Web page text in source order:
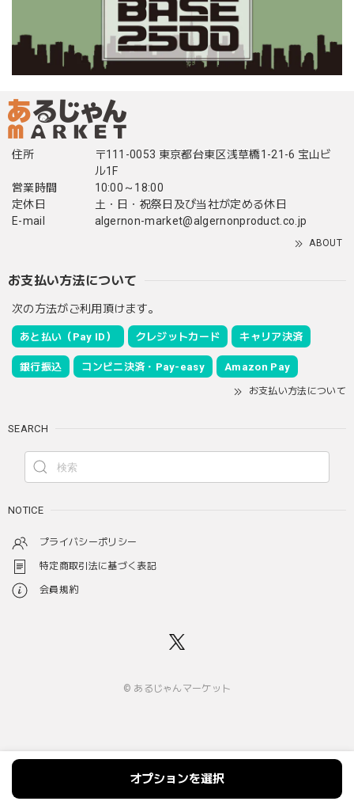
住所
〒111-0053 東京都台東区浅草橋1-21-6 宝山ビ
ル1F
営業時間
10:00～18:00
定休日
土・日・祝祭日及び当社が定める休日
E-mail
algernon-market@algernonproduct.co.jp
ABOUT
お支払い方法について
次の方法がご利用頂けます。
あと払い（Pay ID） クレジットカード キャリア決済
銀行振込 コンビニ決済・Pay-easy Amazon Pay
お支払い方法について
SEARCH
NOTICE
プライバシーポリシー
特定商取引法に基づく表記
会員規約
© あるじゃんマーケット
オプションを選択